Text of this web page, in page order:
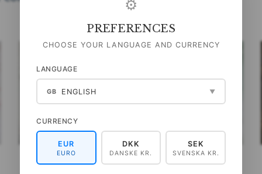
SERVILLETAS - FD GREEN
PAÑO DE COCINA
⚙
PREFERENCES
CHOOSE YOUR LANGUAGE AND CURRENCY
LANGUAGE
GB ENGLISH ▼
CURRENCY
EUR
EURO
DKK
DANSKE KR.
SEK
SVENSKA KR.